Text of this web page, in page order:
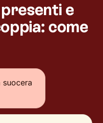
e
come
suocera